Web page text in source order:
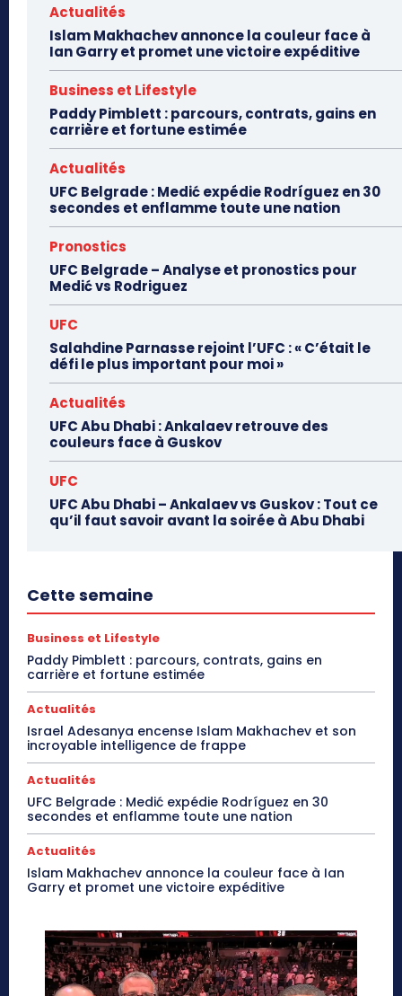
Actualités
Islam Makhachev annonce la couleur face à
Ian Garry et promet une victoire expéditive
Business et Lifestyle
Paddy Pimblett : parcours, contrats, gains en
carrière et fortune estimée
Actualités
UFC Belgrade : Medić expédie Rodríguez en 30
secondes et enflamme toute une nation
Pronostics
UFC Belgrade – Analyse et pronostics pour
Medić vs Rodriguez
UFC
Salahdine Parnasse rejoint l’UFC : « C’était le
défi le plus important pour moi »
Actualités
UFC Abu Dhabi : Ankalaev retrouve des
couleurs face à Guskov
UFC
UFC Abu Dhabi – Ankalaev vs Guskov : Tout ce
qu’il faut savoir avant la soirée à Abu Dhabi
Cette semaine
Business et Lifestyle
Paddy Pimblett : parcours, contrats, gains en
carrière et fortune estimée
Actualités
Israel Adesanya encense Islam Makhachev et son
incroyable intelligence de frappe
Actualités
UFC Belgrade : Medić expédie Rodríguez en 30
secondes et enflamme toute une nation
Actualités
Islam Makhachev annonce la couleur face à Ian
Garry et promet une victoire expéditive